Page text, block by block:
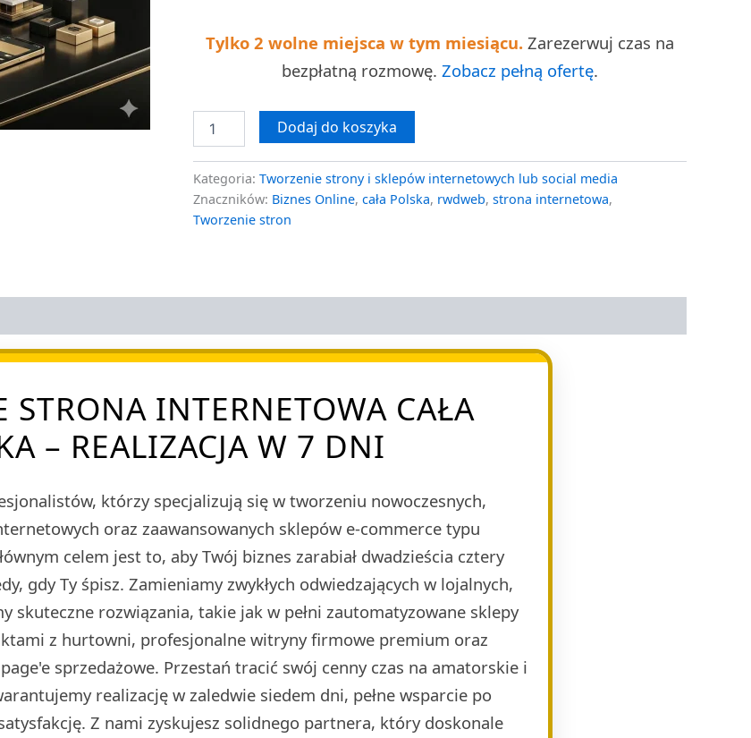
Tylko 2 wolne miejsca w tym miesiącu. Zarezerwuj czas na
bezpłatną rozmowę. Zobacz pełną ofertę.
Dodaj do koszyka
Kategoria: Tworzenie strony i sklepów internetowych lub social media
Znaczników: Biznes Online, cała Polska, rwdweb, strona internetowa,
Tworzenie stron
STRONA INTERNETOWA CAŁA
– REALIZACJA W 7 DNI
którzy specjalizują się w tworzeniu nowoczesnych,
oraz zaawansowanych sklepów e-commerce typu
celem jest to, aby Twój biznes zarabiał dwadzieścia cztery
gdy Ty śpisz. Zamieniamy zwykłych odwiedzających w lojalnych,
skuteczne rozwiązania, takie jak w pełni zautomatyzowane sklepy
z hurtowni, profesjonalne witryny firmowe premium oraz
sprzedażowe. Przestań tracić swój cenny czas na amatorskie i
realizację w zaledwie siedem dni, pełne wsparcie po
Z nami zyskujesz solidnego partnera, który doskonale